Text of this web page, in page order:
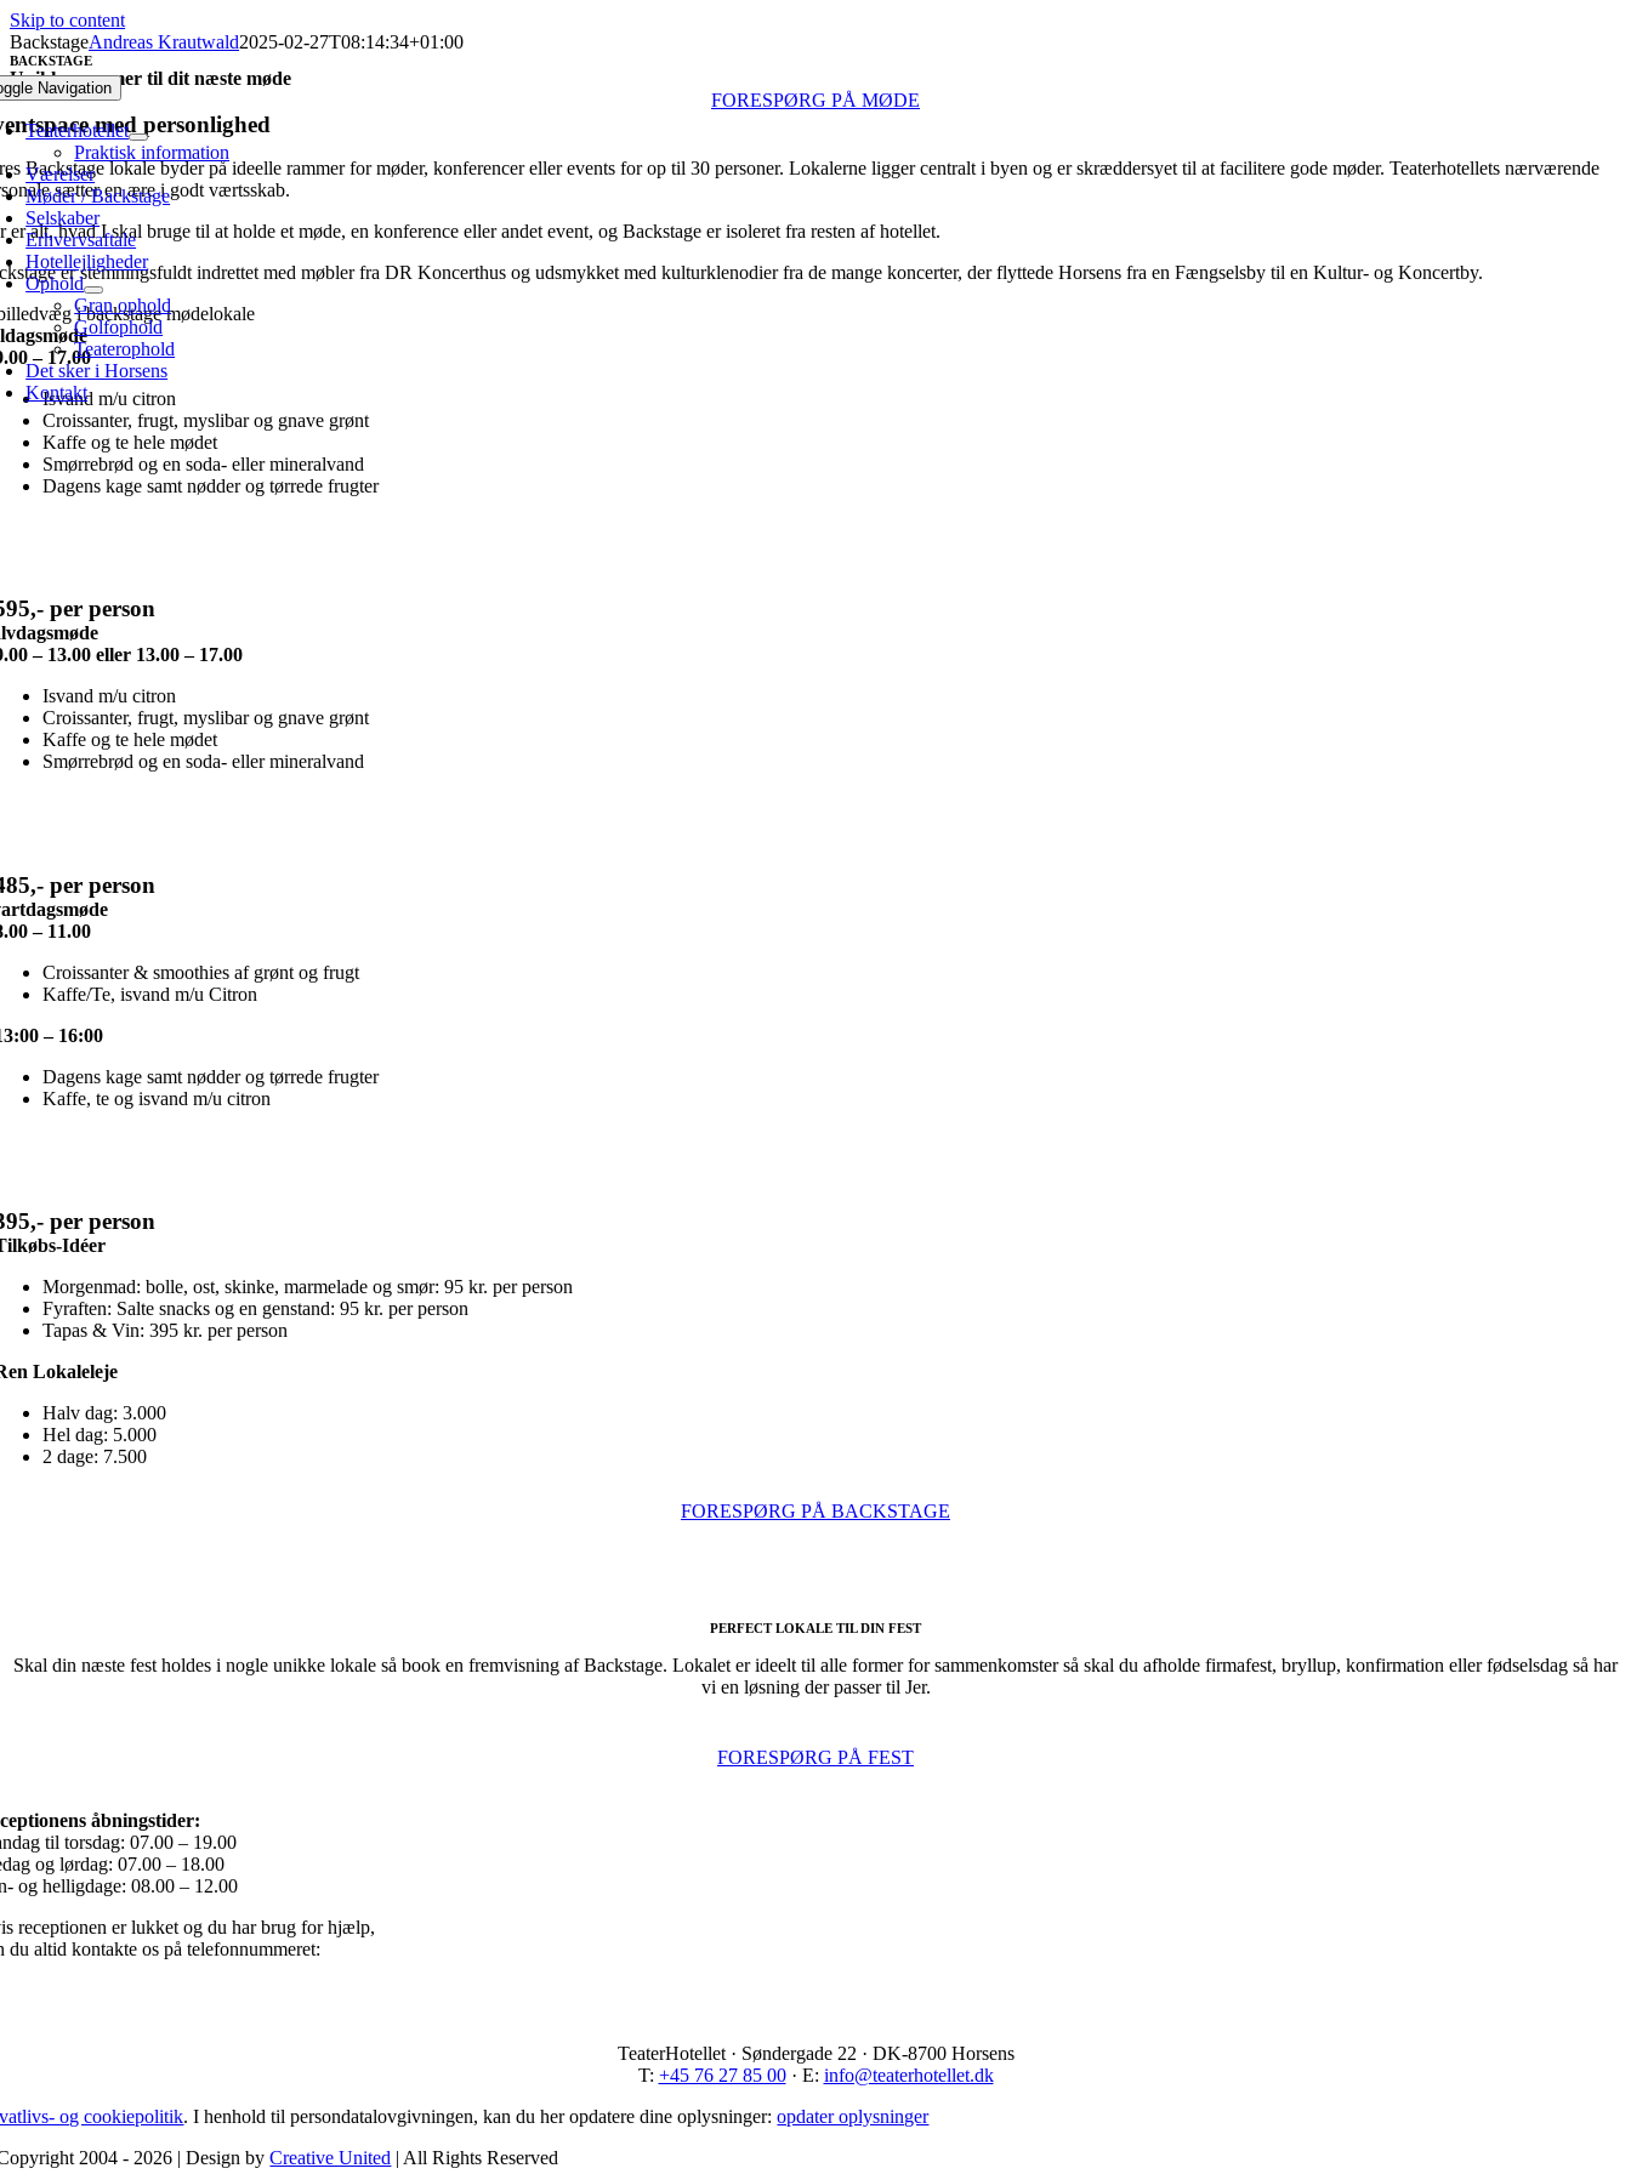
Skip to content
Navigation
Teaterhotellet
Praktisk information
Værelser
Møder / Backstage
Selskaber
Erhvervsaftale
Hotellejligheder
Ophold
Gran ophold
Golfophold
Teaterophold
Det sker i Horsens
Kontakt
BackstageAndreas Krautwald2025-02-27T08:14:34+01:00
BACKSTAGE
Unikke rammer til dit næste møde
FORESPØRG PÅ MØDE
med personlighed
Backstage lokale byder på ideelle rammer for møder, konferencer eller events for op til 30 personer. Lokalerne ligger centralt i byen og er skræddersyet til at facilitere gode møder. Teaterhotellets nærværende
sætter en ære i godt værtsskab.
er alt, hvad I skal bruge til at holde et møde, en konference eller andet event, og Backstage er isoleret fra resten af hotellet.
er stemningsfuldt indrettet med møbler fra DR Koncerthus og udsmykket med kulturklenodier fra de mange koncerter, der flyttede Horsens fra en Fængselsby til en Kultur- og Koncertby.
– 17.00
Isvand m/u citron
Croissanter, frugt, myslibar og gnave grønt
Kaffe og te hele mødet
Smørrebrød og en soda- eller mineralvand
Dagens kage samt nødder og tørrede frugter
per person
– 13.00 eller 13.00 – 17.00
Isvand m/u citron
Croissanter, frugt, myslibar og gnave grønt
Kaffe og te hele mødet
Smørrebrød og en soda- eller mineralvand
per person
– 11.00
Croissanter & smoothies af grønt og frugt
Kaffe/Te, isvand m/u Citron
– 16:00
Dagens kage samt nødder og tørrede frugter
Kaffe, te og isvand m/u citron
per person
Idéer
Morgenmad: bolle, ost, skinke, marmelade og smør: 95 kr. per person
Fyraften: Salte snacks og en genstand: 95 kr. per person
Tapas & Vin: 395 kr. per person
Lokaleleje
Halv dag: 3.000
Hel dag: 5.000
2 dage: 7.500
FORESPØRG PÅ BACKSTAGE
PERFECT LOKALE TIL DIN FEST
Skal din næste fest holdes i nogle unikke lokale så book en fremvisning af Backstage. Lokalet er ideelt til alle former for sammenkomster så skal du afholde firmafest, bryllup, konfirmation eller fødselsdag så har
vi en løsning der passer til Jer.
FORESPØRG PÅ FEST
åbningstider:
til torsdag: 07.00 – 19.00
og lørdag: 07.00 – 18.00
og helligdage: 08.00 – 12.00
receptionen er lukket og du har brug for hjælp,
du altid kontakte os på telefonnummeret:
TeaterHotellet · Søndergade 22 · DK-8700 Horsens
T: +45 76 27 85 00· E: info@teaterhotellet.dk
og cookiepolitik. I henhold til persondatalovgivningen, kan du her opdatere dine oplysninger:opdater oplysninger
2004 - 2026 | Design byCreative United | All Rights Reserved